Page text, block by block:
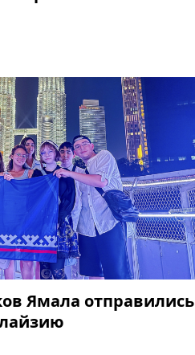
Ямала отправились